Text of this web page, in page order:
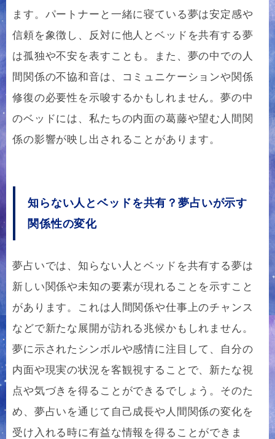
ます。パートナーと一緒に寝ている夢は安定感や
信頼を象徴し、反対に他人とベッドを共有する夢
は孤独や不安を表すことも。また、夢の中での人
間関係の不協和音は、コミュニケーションや関係
修復の必要性を示唆するかもしれません。夢の中
のベッドには、私たちの内面の葛藤や望む人間関
係の影響が映し出されることがあります。
知らない人とベッドを共有？夢占いが示す
関係性の変化
夢占いでは、知らない人とベッドを共有する夢は
新しい関係や未知の要素が現れることを示すこと
があります。これは人間関係や仕事上のチャンス
などで新たな展開が訪れる兆候かもしれません。
夢に示されたシンボルや感情に注目して、自分の
内面や現実の状況を客観視することで、新たな視
点や気づきを得ることができるでしょう。そのた
め、夢占いを通じて自己成長や人間関係の変化を
受け入れる時に有益な情報を得ることができま